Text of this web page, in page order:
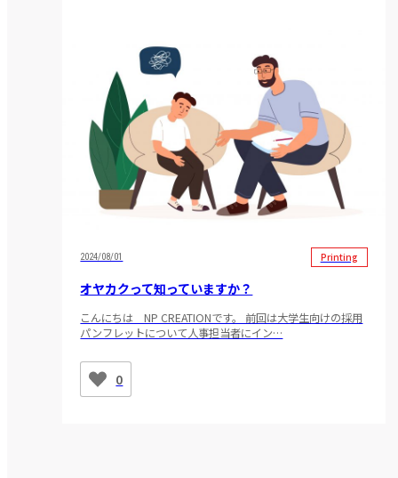
2024/08/01 Printing
オヤカクって知っていますか？
こんにちは NP CREATIONです。 前回は大学生向けの採用
パンフレットについて人事担当者にイン…
0